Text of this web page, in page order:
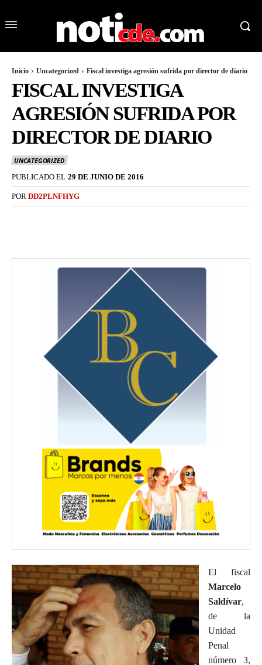
Inicio Uncategorized Fiscal investiga agresión sufrida por director de diario
FISCAL INVESTIGA
AGRESIÓN SUFRIDA POR
DIRECTOR DE DIARIO
UNCATEGORIZED
PUBLICADO EL 29 DE JUNIO DE 2016
POR DD2PLNFHYG
El fiscal
Marcelo
Saldívar,
de la
Unidad
Penal
número 3,